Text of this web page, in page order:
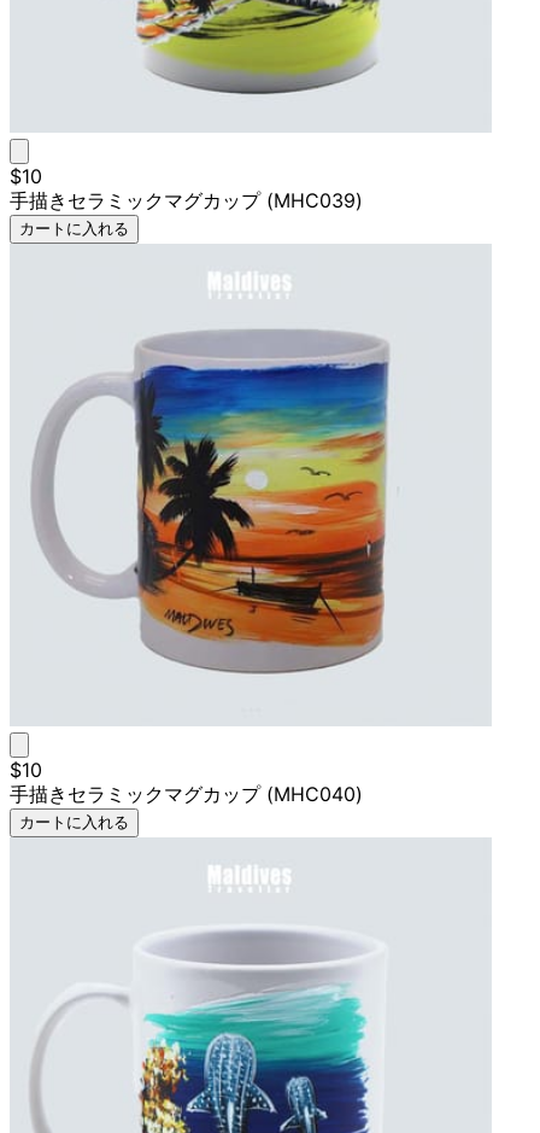
$10
手描きセラミックマグカップ (MHC039)
カートに入れる
$10
手描きセラミックマグカップ (MHC040)
カートに入れる